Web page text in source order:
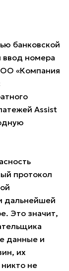
банковской
ввод номера
«Компания
Assist
протокол
дальнейшей
Это значит,
данные и
их
не